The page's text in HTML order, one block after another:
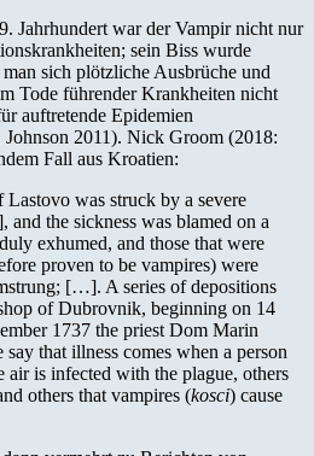
Jahrhundert war der Vampir nicht nur
sein Biss wurde
sich plötzliche Ausbrüche und
Tode führender Krankheiten nicht
auftretende Epidemien
2011). Nick Groom (2018:
Fall aus Kroatien:
was struck by a severe
the sickness was blamed on a
exhumed, and those that were
proven to be vampires) were
[…]. A series of depositions
of Dubrovnik, beginning on 14
1737 the priest Dom Marin
that illness comes when a person
air is infected with the plague, others
others that vampires (kosci) cause